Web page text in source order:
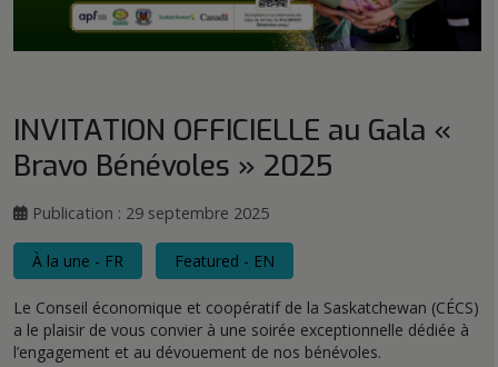
INVITATION OFFICIELLE au Gala «
Bravo Bénévoles » 2025
Publication : 29 septembre 2025
À la une - FR Featured - EN
Le Conseil économique et coopératif de la Saskatchewan (CÉCS)
a le plaisir de vous convier à une soirée exceptionnelle dédiée à
l’engagement et au dévouement de nos bénévoles.